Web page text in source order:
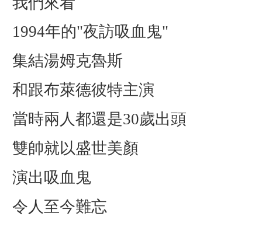
1994年的"夜訪吸血鬼"
集結湯姆克魯斯
和跟布萊德彼特主演
當時兩人都還是30歲出頭
雙帥就以盛世美顏
演出吸血鬼
令人至今難忘